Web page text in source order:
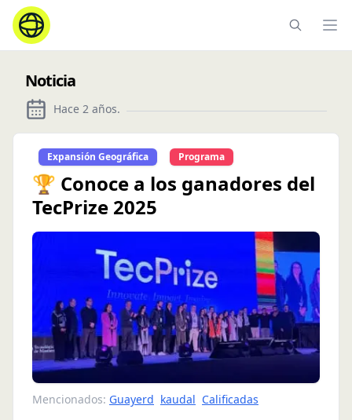
Noticia
Hace 2 años.
Expansión Geográfica Programa
🏆 Conoce a los ganadores del
TecPrize 2025
Mencionados: Guayerd kaudal Calificadas